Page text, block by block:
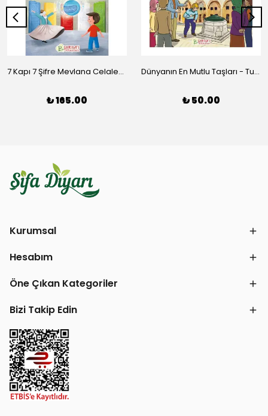
7 Kapı 7 Şifre Mevlana Celaleddin Rumi - Eyüp Yıldırım
₺ 165.00
Dünyanın En Mutlu Taşları - Tuba Özek
₺ 50.00
Kurumsal
Hesabım
Öne Çıkan Kategoriler
Bizi Takip Edin